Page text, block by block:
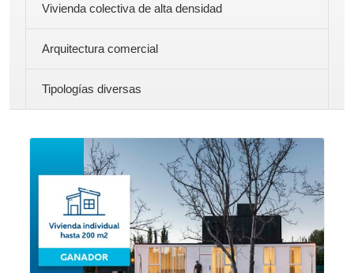
Vivienda colectiva de alta densidad
Arquitectura comercial
Tipologías diversas